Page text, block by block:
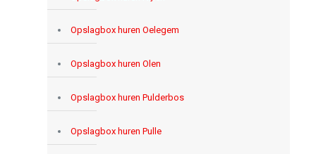
Opslagbox huren Oelegem
Opslagbox huren Olen
Opslagbox huren Pulderbos
Opslagbox huren Pulle